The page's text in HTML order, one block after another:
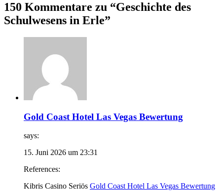
150 Kommentare zu “Geschichte des
Schulwesens in Erle”
Gold Coast Hotel Las Vegas Bewertung
says:
15. Juni 2026 um 23:31
References:
Kibris Casino Seriös Gold Coast Hotel Las Vegas Bewertung